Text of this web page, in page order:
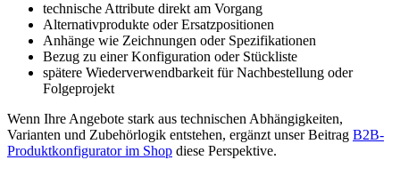
technische Attribute direkt am Vorgang
Alternativprodukte oder Ersatzpositionen
Anhänge wie Zeichnungen oder Spezifikationen
Bezug zu einer Konfiguration oder Stückliste
spätere Wiederverwendbarkeit für Nachbestellung oder
Folgeprojekt
Wenn Ihre Angebote stark aus technischen Abhängigkeiten,
Varianten und Zubehörlogik entstehen, ergänzt unser Beitrag B2B-
Produktkonfigurator im Shop diese Perspektive.